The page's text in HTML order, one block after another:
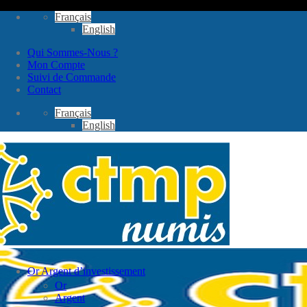
Passer
Français
English
Qui Sommes-Nous ?
Mon Compte
Suivi de Commande
Contact
Français
English
Or Argent d’investissement
Or
Argent